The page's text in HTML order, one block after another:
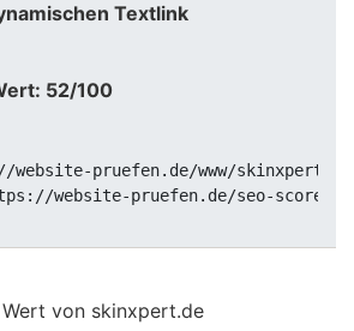
Textlink
52/100
pruefen.de/www/